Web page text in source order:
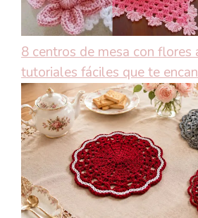
8 centros de mesa con flores
tutoriales fáciles que te